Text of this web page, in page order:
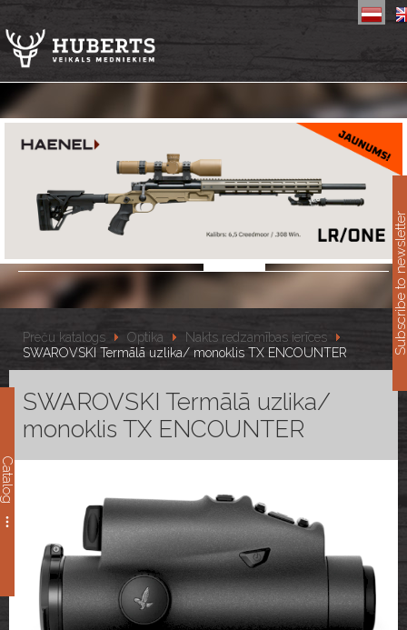
Catalog
Preču katalogs Optika
Nakts redzamības ierīces
SWAROVSKI Termālā uzlika/ monoklis TX ENCOUNTER
SWAROVSKI Termālā uzlika/
monoklis TX ENCOUNTER
Subscribe